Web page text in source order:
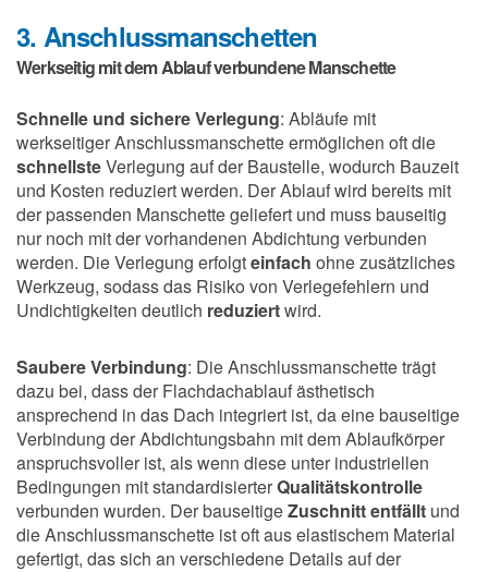
3. Anschlussmanschetten
Werkseitig mit dem Ablauf verbundene Manschette
Schnelle und sichere Verlegung: Abläufe mit
werkseitiger Anschlussmanschette ermöglichen oft die
schnellsteVerlegung auf der Baustelle, wodurch Bauzeit
und Kosten reduziert werden. Der Ablauf wird bereits mit
der passenden Manschette geliefert und muss bauseitig
nur noch mit der vorhandenen Abdichtung verbunden
werden. Die Verlegung erfolgteinfach ohne zusätzliches
Werkzeug, sodass das Risiko von Verlegefehlern und
Undichtigkeiten deutlich reduziertwird.
Saubere Verbindung: Die Anschlussmanschette trägt
dazu bei, dass der Flachdachablauf ästhetisch
ansprechend in das Dach integriert ist, da eine bauseitige
Verbindung der Abdichtungsbahn mit dem Ablaufkörper
anspruchsvoller ist, als wenn diese unter industriellen
Bedingungen mit standardisierterQualitätskontrolle
verbunden wurden. Der bauseitigeZuschnitt entfällt und
die Anschlussmanschette ist oft aus elastischem Material
gefertigt, das sich an verschiedene Details auf der